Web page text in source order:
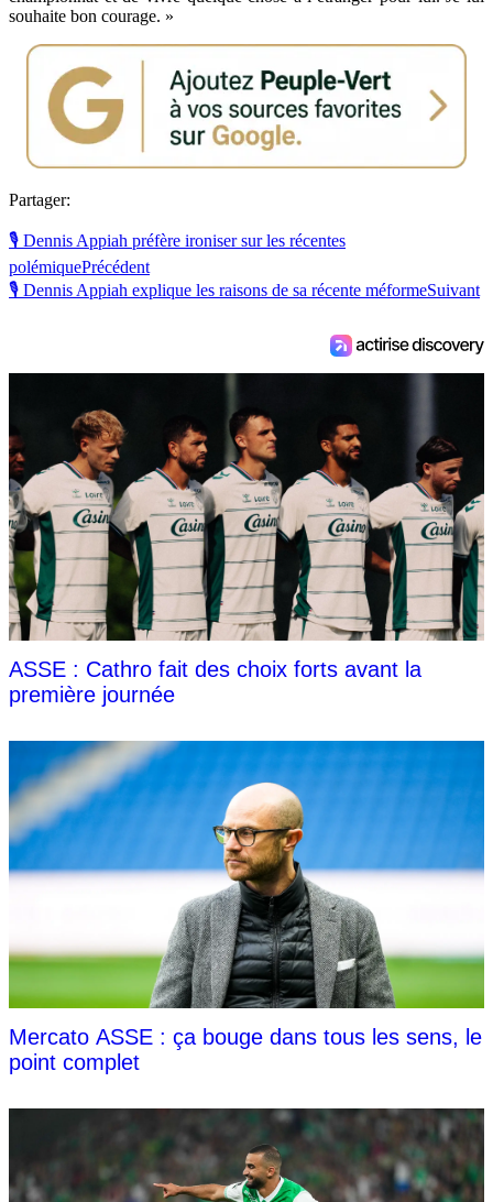
souhaite bon courage. »
Partager:
🎙 Dennis Appiah préfère ironiser sur les récentes
polémiquePrécédent
🎙 Dennis Appiah explique les raisons de sa récente méformeSuivant
ASSE : Cathro fait des choix forts avant la
première journée
Mercato ASSE : ça bouge dans tous les sens, le
point complet